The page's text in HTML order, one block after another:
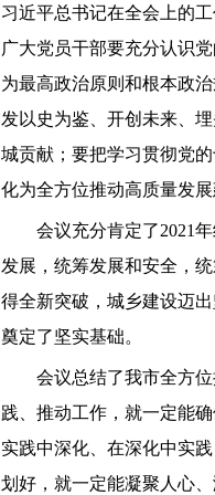
习近平总书记在全会上的
广大党员干部要充分认识
为最高政治原则和根本政
发以史为鉴、开创未来、
城贡献；要把学习贯彻党
化为全方位推动高质量发
会议充分肯定了2021
发展，统筹发展和安全，
得全新突破，城乡建设迈
奠定了坚实基础。
会议总结了我市全方
践、推动工作，就一定能
实践中深化、在深化中实
划好，就一定能凝聚人心